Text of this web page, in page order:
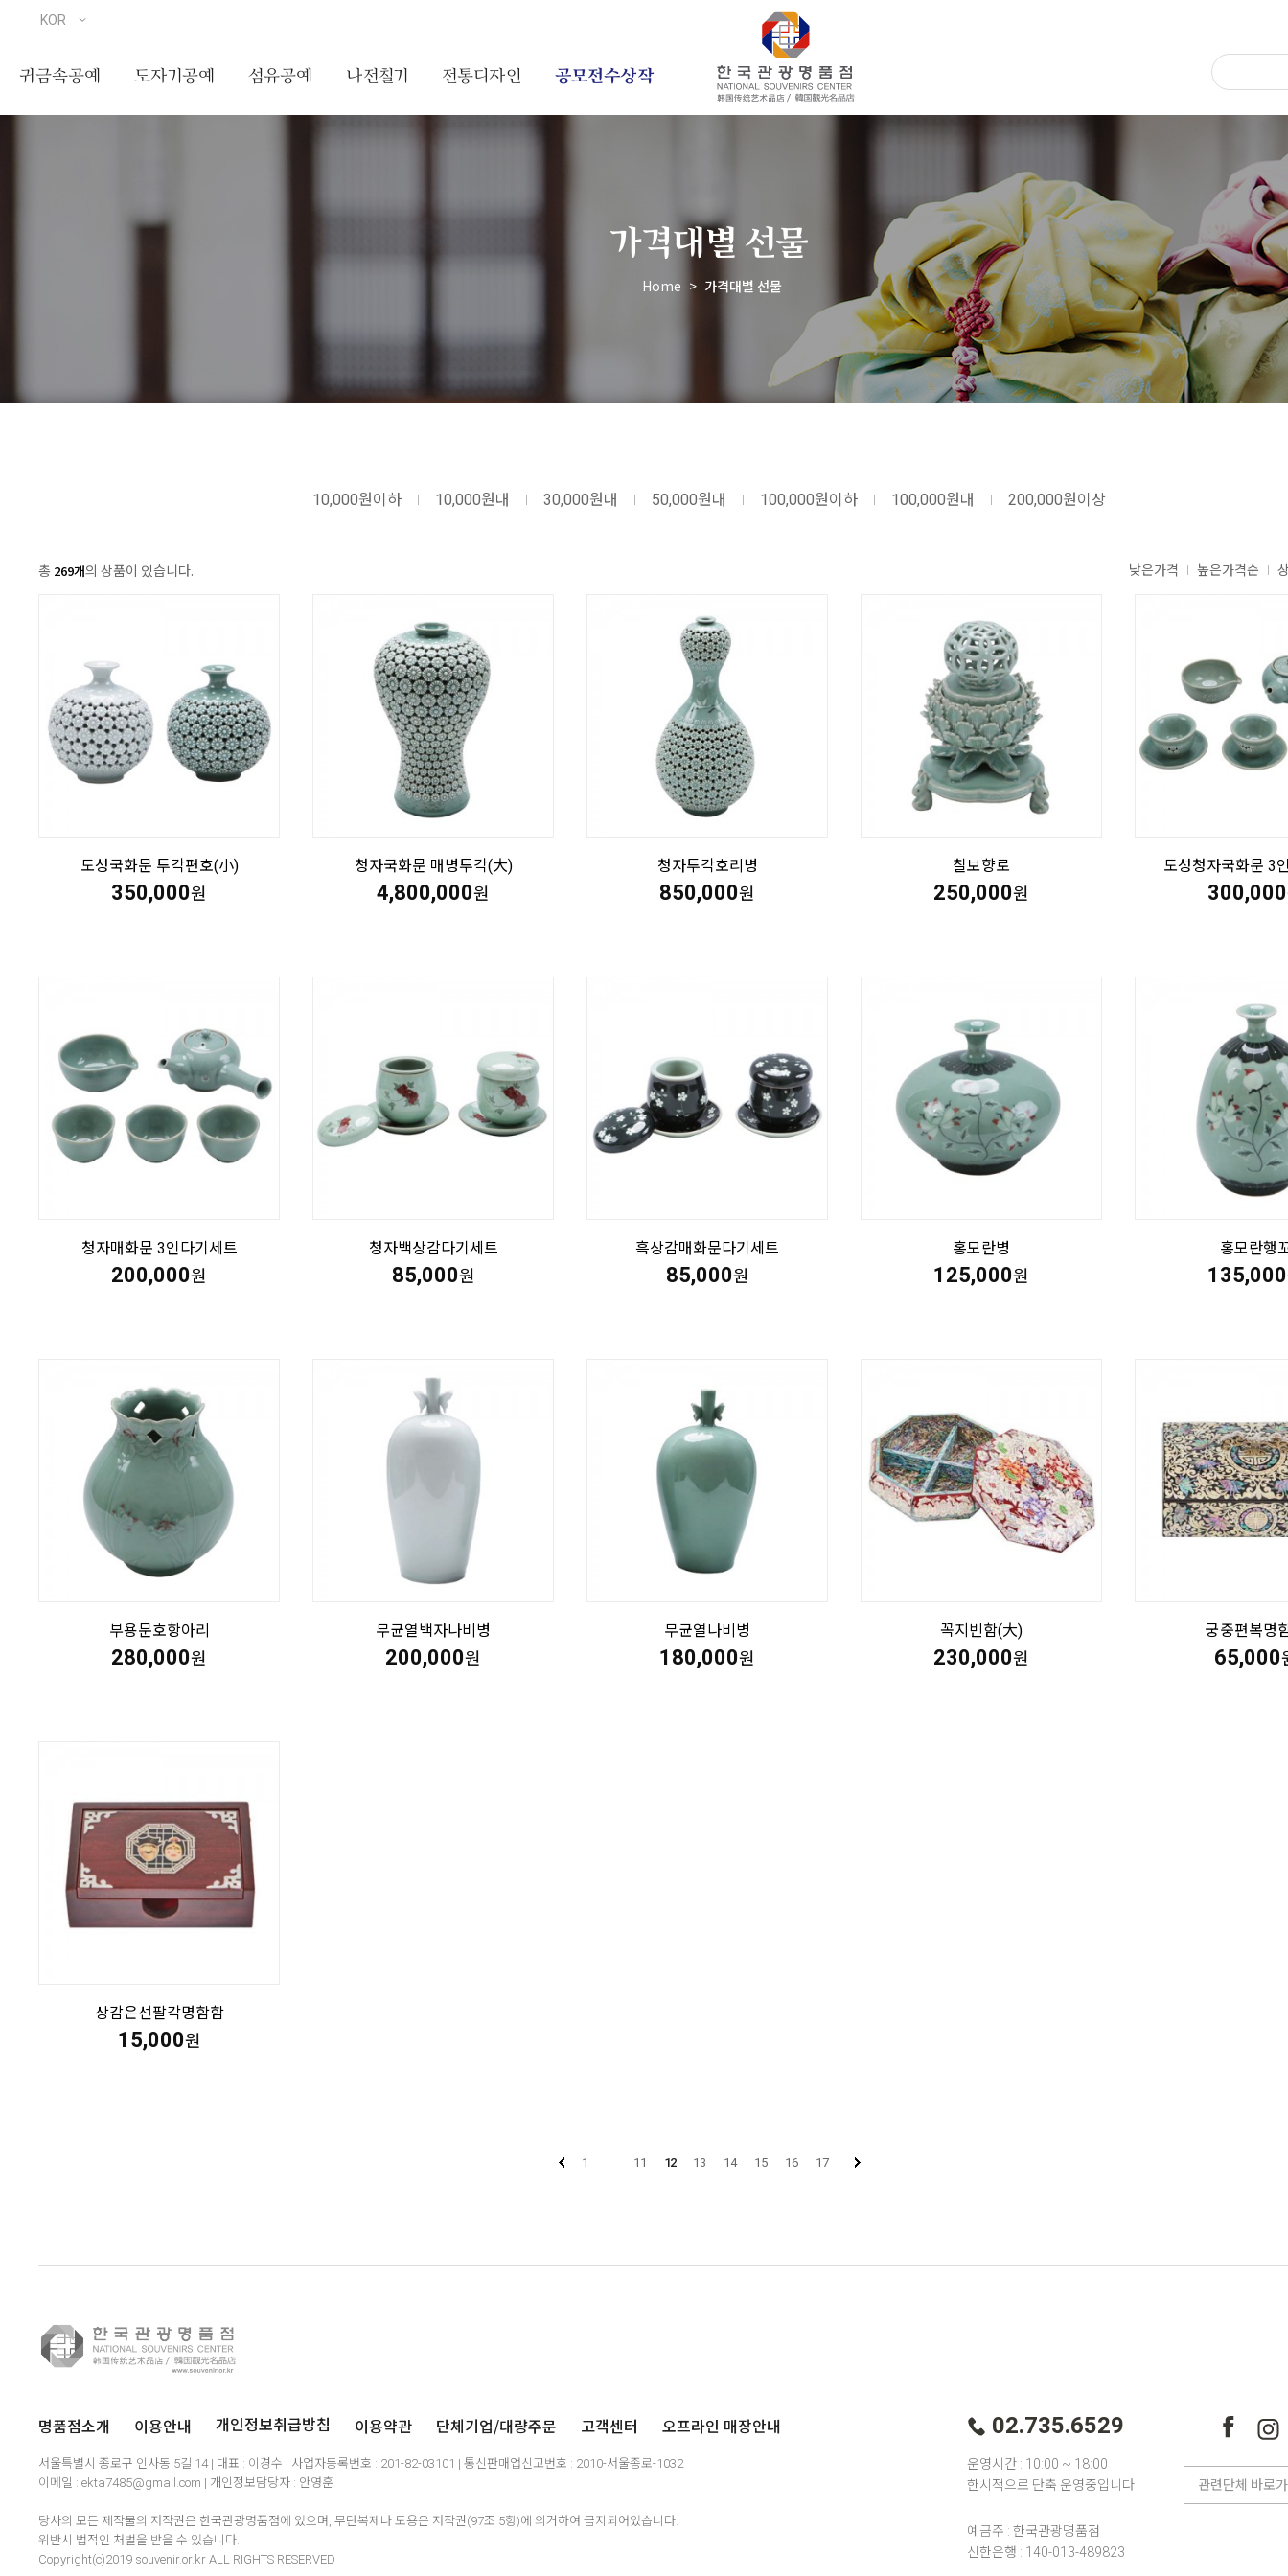
귀금속공예 도자기공예 섬유공예 나전칠기 전통디자인 공모전수상작
가격대별 선물
Home > 가격대별 선물
10,000원이하 10,000원대 30,000원대 50,000원대 100,000원이하 100,000원대 200,000원이상
총 269개의 상품이 있습니다. 낮은가격 높은가격순
도성국화문 투각편호(小)
350,000원
청자국화문 매병투각(大)
4,800,000원
청자투각호리병
850,000원
칠보향로
250,000원
도성청자국화문 3
300,000
청자매화문 3인다기세트
200,000원
청자백상감다기세트
85,000원
흑상감매화문다기세트
85,000원
홍모란병
125,000원
홍모란행
135,000
부용문호항아리
280,000원
무균열백자나비병
200,000원
무균열나비병
180,000원
꼭지빈함(大)
230,000원
궁중편복명
65,000
상감은선팔각명함함
15,000원
1 11 12 13 14 15 16 17
명품점소개 이용안내 개인정보취급방침 이용약관 단체기업/대량주문 고객센터 오프라인 매장안내
서울특별시 종로구 인사동 5길 14 | 대표 : 이경수 | 사업자등록번호 : 201-82-03101 | 통신판매업신고번호 : 2010-서울종로-1032
이메일 : ekta7485@gmail.com | 개인정보담당자 : 안영훈
당사의 모든 제작물의 저작권은 한국관광명품점에 있으며, 무단복제나 도용은 저작권(97조 5항)에 의거하여 금지되어있습니다.
위반시 법적인 처벌을 받을 수 있습니다.
Copyright(c)2019 souvenir.or.kr ALL RIGHTS RESERVED
02.735.6529
운영시간 : 10:00 ~ 18:00
한시적으로 단축 운영중입니다
예금주 : 한국관광명품점
신한은행 : 140-013-489823